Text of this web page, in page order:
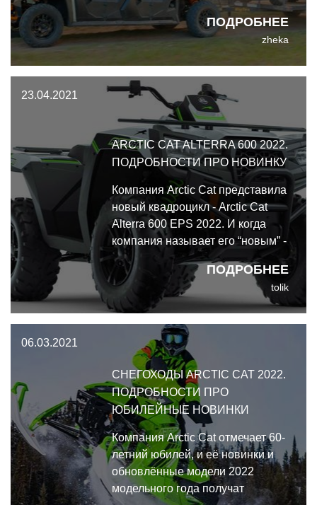
ПОДРОБНЕЕ
серьёзно доработаны
имеющиеся модели, получившие
новые технологии.
zheka
23.04.2021
ARCTIC CAT ALTERRA 600 2022.
ПОДРОБНОСТИ ПРО НОВИНКУ
ПОДРОБНЕЕ
Компания Arctic Cat представила
новый квадроцикл - Arctic Cat
Alterra 600 EPS 2022. И когда
компания называет его “новым” -
они не имеют в виду какие-
нибудь мелкие особенности
дизайна. Этот квадроцикл
оснащён новым двигателем,
трансмиссией и шасси.
tolik
06.03.2021
СНЕГОХОДЫ ARCTIC CAT 2022.
ПОДРОБНОСТИ ПРО
ЮБИЛЕЙНЫЕ НОВИНКИ
Компания Arctic Cat отмечает 60-
летний юбилей, и её новинки и
обновлённые модели 2022
модельного года получат